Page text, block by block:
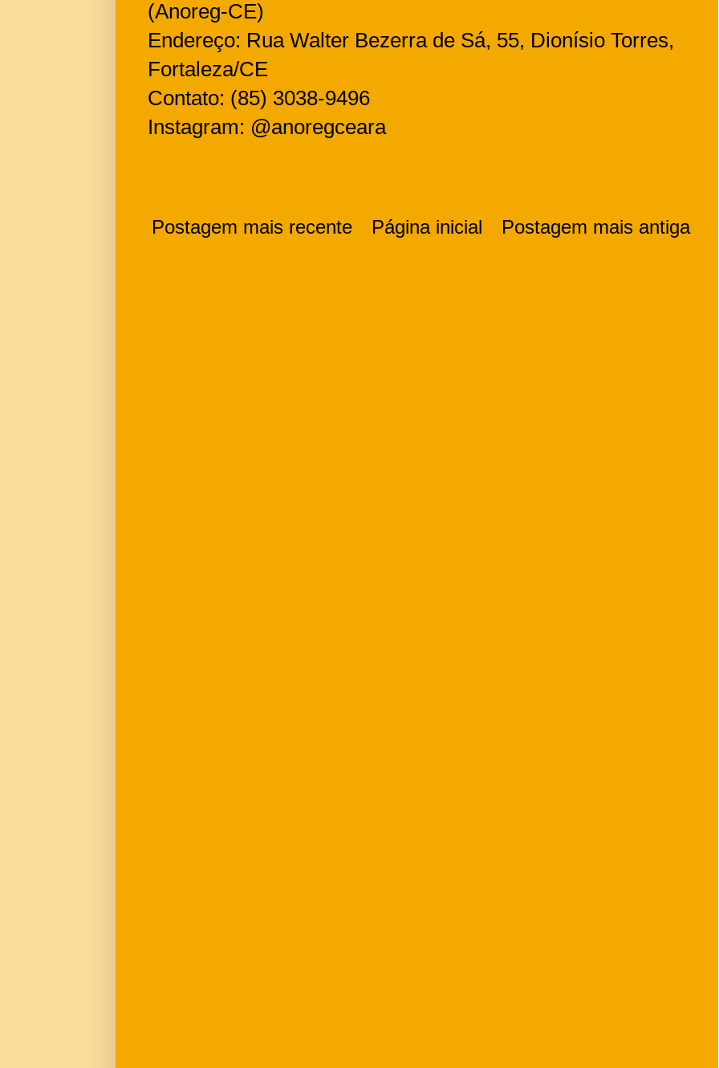
(Anoreg-CE)
Endereço: Rua Walter Bezerra de Sá, 55, Dionísio Torres,
Fortaleza/CE
Contato: (85) 3038-9496
Instagram: @anoregceara
Postagem mais recente Postagem mais antiga
Página inicial